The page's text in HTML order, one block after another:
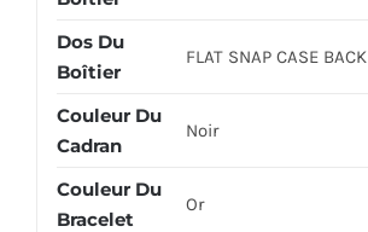
Dos Du
Boîtier
FLAT SNAP CASE BACK
Couleur Du
Cadran
Noir
Couleur Du
Bracelet
Or